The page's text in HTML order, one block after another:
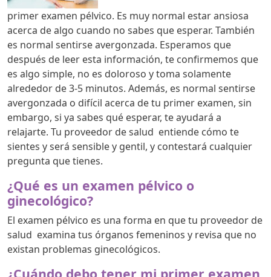
primer examen pélvico. Es muy normal estar ansiosa
acerca de algo cuando no sabes que esperar. También
es normal sentirse avergonzada. Esperamos que
después de leer esta información, te confirmemos que
es algo simple, no es doloroso y toma solamente
alrededor de 3-5 minutos. Además, es normal sentirse
avergonzada o difícil acerca de tu primer examen, sin
embargo, si ya sabes qué esperar, te ayudará a
relajarte. Tu proveedor de salud entiende cómo te
sientes y será sensible y gentil, y contestará cualquier
pregunta que tienes.
¿Qué es un examen pélvico o
ginecológico?
El examen pélvico es una forma en que tu proveedor de
salud examina tus órganos femeninos y revisa que no
existan problemas ginecológicos.